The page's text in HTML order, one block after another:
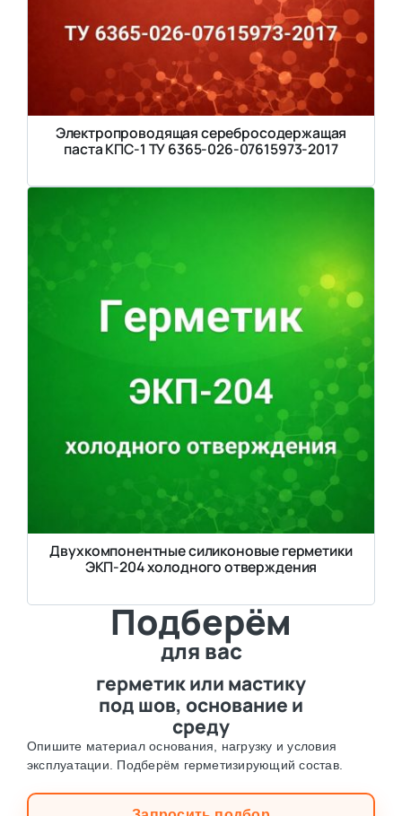
Электропроводящая серебросодержащая
паста КПС-1 ТУ 6365-026-07615973-2017
Двухкомпонентные силиконовые герметики
ЭКП-204 холодного отверждения
Подберём
для вас
герметик или мастику
под шов, основание и
среду
Опишите материал основания, нагрузку и условия
эксплуатации. Подберём герметизирующий состав.